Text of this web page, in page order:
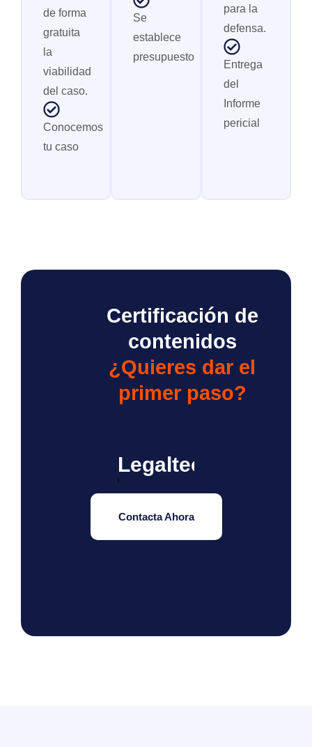
de forma
gratuita
la
viabilidad
del caso.
Conocemos
tu caso
Se
establece
presupuesto
para la
defensa.
Entrega
del
Informe
pericial
Certificación de
contenidos
¿Quieres dar el
primer paso?
Peritaje
Contacta Ahora